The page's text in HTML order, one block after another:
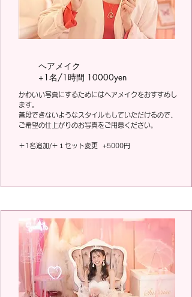
ヘアメイク
+1名/1時間 10000yen
かわいい写真にするためにはヘアメイクをおすすめし
ます。
​普段できないようなスタイルもしていただけるので、
ご希望の仕上がりのお写真をご用意ください。
​＋1名追加/＋１セット変更 +5000円